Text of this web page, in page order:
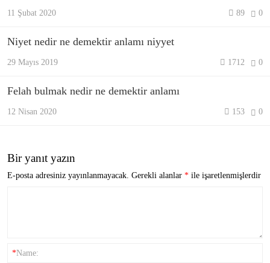
11 Şubat 2020 89 0
Niyet nedir ne demektir anlamı niyyet
29 Mayıs 2019 1712 0
Felah bulmak nedir ne demektir anlamı
12 Nisan 2020 153 0
Bir yanıt yazın
E-posta adresiniz yayınlanmayacak. Gerekli alanlar * ile işaretlenmişlerdir
*Name: